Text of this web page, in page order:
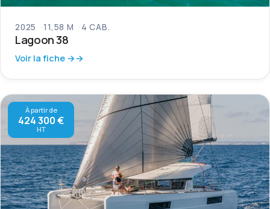
2025 11,58 M 4 CAB.
Lagoon 38
Voir la fiche →
À partir de
424 300 €
HT